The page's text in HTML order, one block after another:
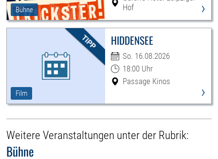
Bühne
Hof
›
Film
HIDDENSEE
So. 16.08.2026
18:00 Uhr
Passage Kinos
›
Weitere Veranstaltungen unter der Rubrik:
Bühne